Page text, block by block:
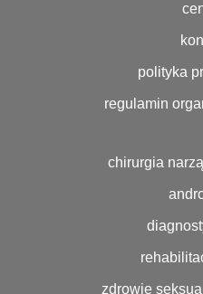
polityka
regulamin
chirurgia
zdrowie